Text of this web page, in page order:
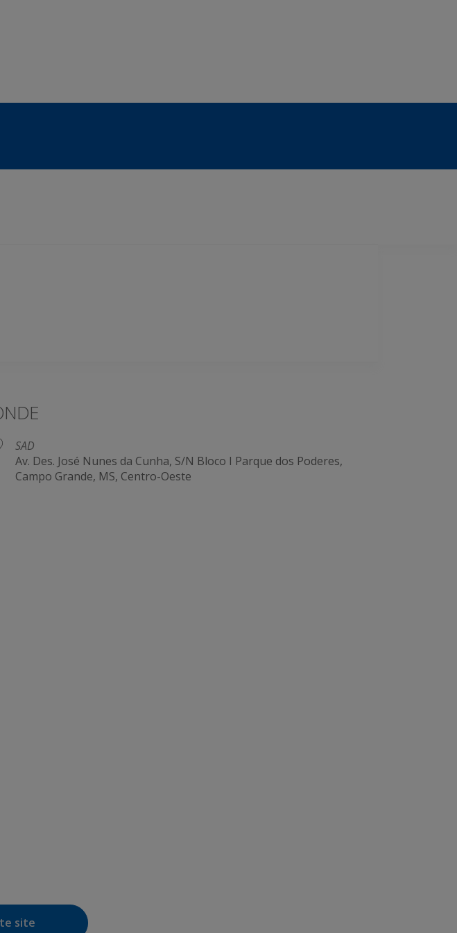
SAD
Av. Des. José Nunes da Cunha, S/N Bloco I Parque dos Poderes,
Campo Grande, MS, Centro-Oeste
site